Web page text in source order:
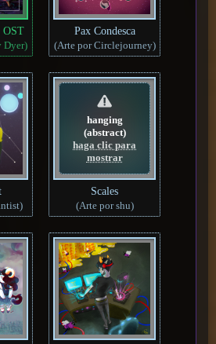
OST
Dyer)
Pax Condesca
(Arte por Circlejourney)
hanging
(abstract)
haga clic para
mostrar
Scales
(Arte por shu)